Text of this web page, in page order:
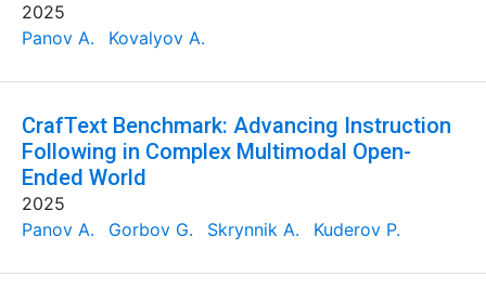
2025
Panov A.
Kovalyov A.
CrafText Benchmark: Advancing Instruction
Following in Complex Multimodal Open-
Ended World
2025
Panov A.
Gorbov G. Skrynnik A. Kuderov P.